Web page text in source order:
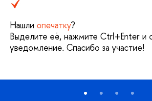
Нашли опечатку?
Выделите её, нажмите Ctrl+Enter и
уведомление. Спасибо за участие!